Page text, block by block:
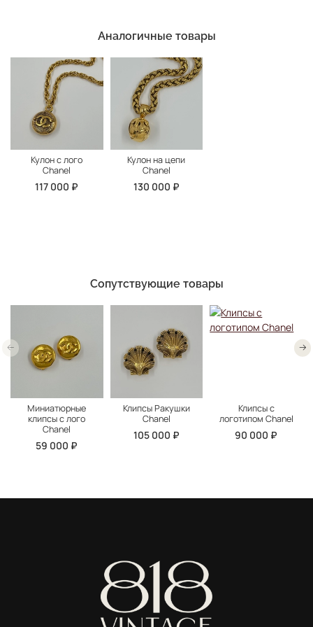
Аналогичные товары
Кулон с лого
Chanel
117 000 ₽
Кулон на цепи
Chanel
130 000 ₽
Сопутствующие товары
Миниатюрные
клипсы с лого
Chanel
59 000 ₽
Клипсы Ракушки
Chanel
105 000 ₽
Клипсы с
логотипом Chanel
90 000 ₽